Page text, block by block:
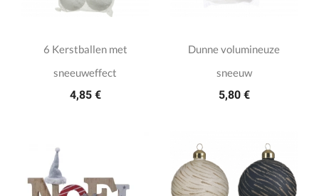
6 Kerstballen met
sneeuweffect
4,85 €
Dunne volumineuze
sneeuw
5,80 €